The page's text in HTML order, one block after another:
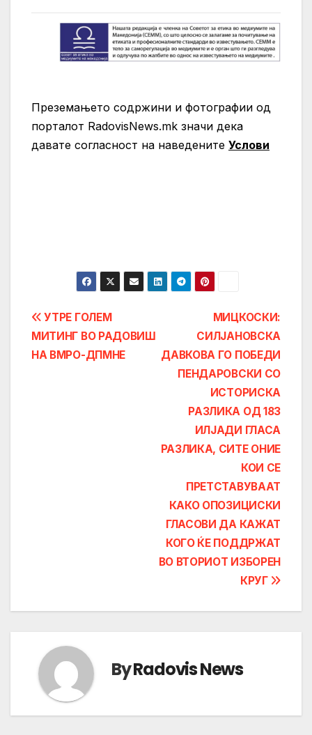
Преземањето содржини и фотографии од
порталот RadovisNews.mk значи дека
давате согласност на нaведените Услови
Post
navigation
МИЦКОСКИ:
СИЛЈАНОВСКА
ДАВКОВА ГО ПОБЕДИ
ПЕНДАРОВСКИ СО
ИСТОРИСКА
РАЗЛИКА ОД 183
ИЛЈАДИ ГЛАСА
РАЗЛИКА, СИТЕ ОНИЕ
КОИ СЕ
ПРЕТСТАВУВААТ
КАКО ОПОЗИЦИСКИ
ГЛАСОВИ ДА КАЖАТ
КОГО ЌЕ ПОДДРЖАТ
ВО ВТОРИОТ ИЗБОРЕН
КРУГ
УТРЕ ГОЛЕМ
МИТИНГ ВО РАДОВИШ
НА ВМРО-ДПМНЕ
ByRadovis News